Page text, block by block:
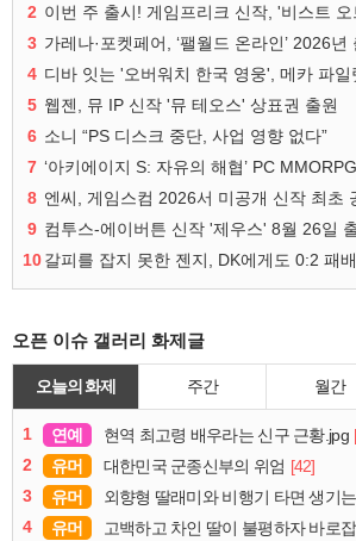
2 이번 주 출시! 게임프리크 신작, '비스트
3 가레나·포켓페어, ‘팰월드 온라인’ 2026년
4 디바 잇는 '오버워치 한국 영웅', 메카 파
5 웹젠, 뮤 IP 신작 '뮤 테오스' 상표권 출원
6 소니 “PS 디스크 중단, 사업 영향 없다”
7 ‘아키에이지 S: 자유의 해협’ PC
8 엔씨, 게임스컴 2026서 미공개 신작 최초
9
10갈피를 잡지 못한 젠지, DK에게도 0:2 패배
오픈 이슈 갤러리 화제글
오늘의 화제 주간 월간
1 연예 현역 최고령 배우라는 신구 근황.jpg
2
유머 대한민국 군종신부의 위엄 [42]
3
유머 외향형 딸래미와 비행기 타면 생기는
4
유머 고백하고 차인 딸이 불평하자 바로